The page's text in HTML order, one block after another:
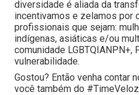
diversidade é aliada da
incentivamos e zelamos por
profissionais que sejam:
indígenas, asiáticas e/ou
comunidade LGBTQIANPN+,
vulnerabilidade.
Gostou? Então venha contar
você também do